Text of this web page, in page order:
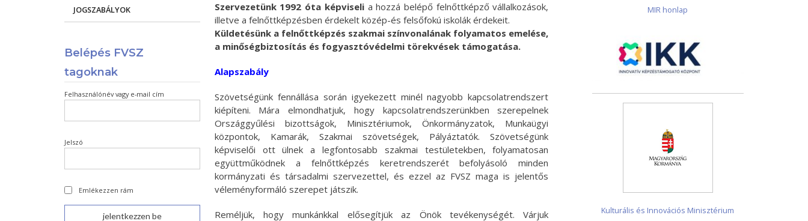
Szervezetünk 1992 óta képviselia hozzá belépő felnőttképző vállalkozások,
illetve a felnőttképzésben érdekelt közép-és felsőfokú iskolák érdekeit.
Küldetésünk a felnőttképzés szakmai színvonalának folyamatos emelése,
a minőségbiztosítás és fogyasztóvédelmi törekvések támogatása.
Alapszabály
Szövetségünk fennállása során igyekezett minél nagyobb kapcsolatrendszert
kiépíteni. Mára elmondhatjuk, hogy kapcsolatrendszerünkben szerepelnek
Országgyűlési bizottságok, Minisztériumok, Önkormányzatok, Munkaügyi
központok, Kamarák, Szakmai szövetségek, Pályáztatók. Szövetségünk
képviselői ott ülnek a legfontosabb szakmai testületekben, folyamatosan
együttműködnek a felnőttképzés keretrendszerét befolyásoló minden
kormányzati és társadalmi szervezettel, és ezzel az FVSZ maga is jelentős
véleményformáló szerepet játszik.
Reméljük, hogy munkánkkal elősegítjük az Önök tevékenységét. Várjuk
JOGSZABÁLYOK
Belépés FVSZ
tagoknak
Felhasználónév vagy e-mail cím
Jelszó
Emlékezzen rám
MIR honlap
Kulturális és Innovációs Minisztérium